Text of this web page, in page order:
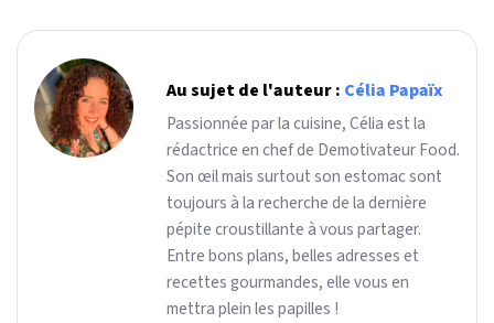
Au sujet de l'auteur : Célia Papaïx
Passionnée par la cuisine, Célia est la
rédactrice en chef de Demotivateur Food.
Son œil mais surtout son estomac sont
toujours à la recherche de la dernière
pépite croustillante à vous partager.
Entre bons plans, belles adresses et
recettes gourmandes, elle vous en
mettra plein les papilles !